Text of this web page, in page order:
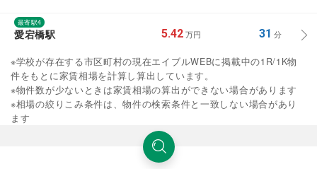
最寄駅4
愛宕橋駅 5.42 万円 31 分
※学校が存在する市区町村の現在エイブルWEBに掲載中の1R/1K物
件をもとに家賃相場を計算し算出しています。
※物件数が少ないときは家賃相場の算出ができない場合があります
※相場の絞りこみ条件は、物件の検索条件と一致しない場合があり
ます